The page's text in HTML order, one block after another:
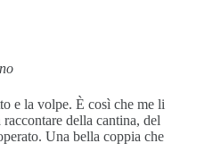
e la volpe. È così che me li
della cantina, del
Una bella coppia che